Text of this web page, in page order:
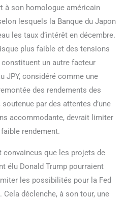
à son homologue américain
lesquels la Banque du Japon
les taux d’intérêt en décembre.
plus faible et des tensions
un autre facteur
JPY, considéré comme une
des rendements des
par des attentes d’une
accommodante, devrait limiter
rendement.
que les projets de
élu Donald Trump pourraient
les possibilités pour la Fed
Cela déclenche, à son tour, une